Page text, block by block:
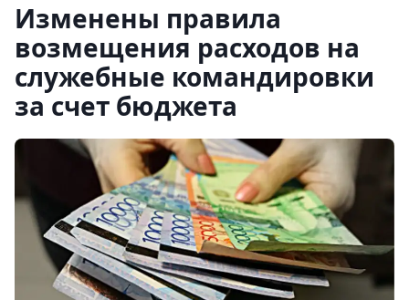
Изменены правила
возмещения расходов на
служебные командировки
за счет бюджета